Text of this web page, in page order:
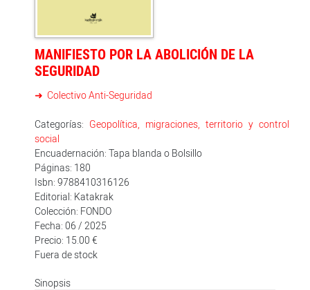
MANIFIESTO POR LA ABOLICIÓN DE LA
SEGURIDAD
Colectivo Anti-Seguridad
Categorías: Geopolítica, migraciones, territorio y control
social
Encuadernación: Tapa blanda o Bolsillo
Páginas: 180
Isbn: 9788410316126
Editorial: Katakrak
Colección: FONDO
Fecha: 06 / 2025
Precio: 15.00 €
Fuera de stock
Sinopsis